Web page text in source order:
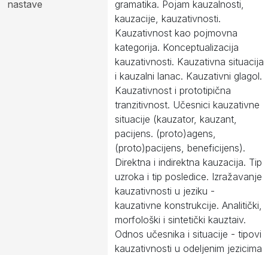
nastave
gramatika. Pojam kauzalnosti,
kauzacije, kauzativnosti.
Kauzativnost kao pojmovna
kategorija. Konceptualizacija
kauzativnosti. Kauzativna situacija
i kauzalni lanac. Kauzativni glagol.
Kauzativnost i prototipična
tranzitivnost. Učesnici kauzativne
situacije (kauzator, kauzant,
pacijens. (proto)agens,
(proto)pacijens, beneficijens).
Direktna i indirektna kauzacija. Tip
uzroka i tip posledice. Izražavanje
kauzativnosti u jeziku -
kauzativne konstrukcije. Analitički,
morfološki i sintetički kauztaiv.
Odnos učesnika i situacije - tipovi
kauzativnosti u odeljenim jezicima